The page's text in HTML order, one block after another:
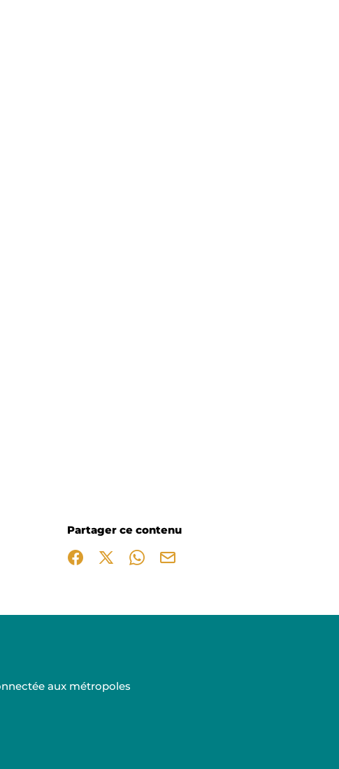
Partager ce contenu
Partager sur Facebook (nouvelle fenêtre)
Partager sur X / Twitter (nouvelle fenêtre)
Partager sur WhatsApp
Partager par mail
aux métropoles